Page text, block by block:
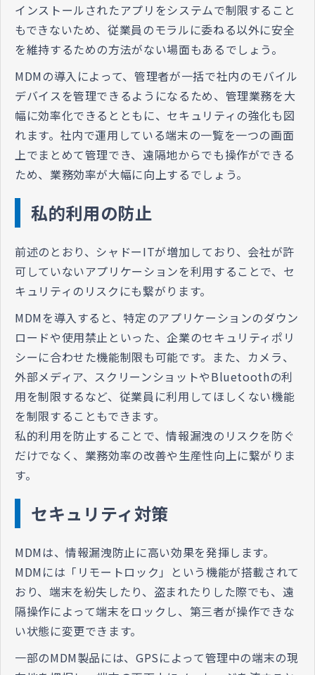
インストールされたアプリをシステムで制限すること
もできないため、従業員のモラルに委ねる以外に安全
を維持するための方法がない場面もあるでしょう。
MDMの導入によって、管理者が一括で社内のモバイル
デバイスを管理できるようになるため、管理業務を大
幅に効率化できるとともに、セキュリティの強化も図
れます。社内で運用している端末の一覧を一つの画面
上でまとめて管理でき、遠隔地からでも操作ができる
ため、業務効率が大幅に向上するでしょう。
私的利用の防止
前述のとおり、シャドーITが増加しており、会社が許
可していないアプリケーションを利用することで、セ
キュリティのリスクにも繋がります。
MDMを導入すると、特定のアプリケーションのダウン
ロードや使用禁止といった、企業のセキュリティポリ
シーに合わせた機能制限も可能です。また、カメラ、
外部メディア、スクリーンショットやBluetoothの利
用を制限するなど、従業員に利用してほしくない機能
を制限することもできます。
私的利用を防止することで、情報漏洩のリスクを防ぐ
だけでなく、業務効率の改善や生産性向上に繋がりま
す。
セキュリティ対策
MDMは、情報漏洩防止に高い効果を発揮します。
MDMには「リモートロック」という機能が搭載されて
おり、端末を紛失したり、盗まれたりした際でも、遠
隔操作によって端末をロックし、第三者が操作できな
い状態に変更できます。
一部のMDM製品には、GPSによって管理中の端末の現